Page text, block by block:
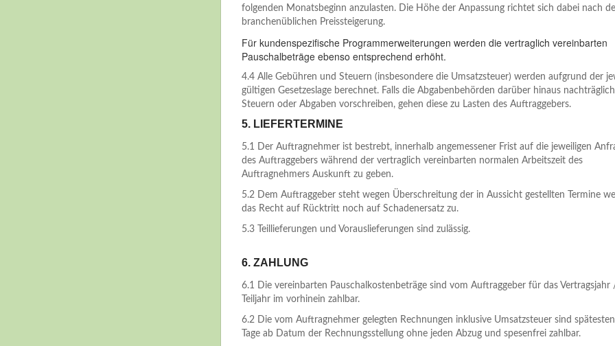
folgenden Monatsbeginn anzulasten. Die Höhe der Anpassung richtet sich dabei nach
branchenüblichen Preissteigerung.
Für kundenspezifische Programmerweiterungen werden die vertraglich vereinbarten
Pauschalbeträge ebenso entsprechend erhöht.
4.4 Alle Gebühren und Steuern (insbesondere die Umsatzsteuer) werden aufgrund der
gültigen Gesetzeslage berechnet. Falls die Abgabenbehörden darüber hinaus nachträglich
Steuern oder Abgaben vorschreiben, gehen diese zu Lasten des Auftraggebers.
5. LIEFERTERMINE
5.1 Der Auftragnehmer ist bestrebt, innerhalb angemessener Frist auf die jeweiligen
des Auftraggebers während der vertraglich vereinbarten normalen Arbeitszeit des
Auftragnehmers Auskunft zu geben.
5.2 Dem Auftraggeber steht wegen Überschreitung der in Aussicht gestellten Termine
das Recht auf Rücktritt noch auf Schadenersatz zu.
5.3 Teillieferungen und Vorauslieferungen sind zulässig.
6. ZAHLUNG
6.1 Die vereinbarten Pauschalkostenbeträge sind vom Auftraggeber für das Vertragsjahr
Teiljahr im vorhinein zahlbar.
6.2 Die vom Auftragnehmer gelegten Rechnungen inklusive Umsatzsteuer sind
Tage ab Datum der Rechnungsstellung ohne jeden Abzug und spesenfrei zahlbar.